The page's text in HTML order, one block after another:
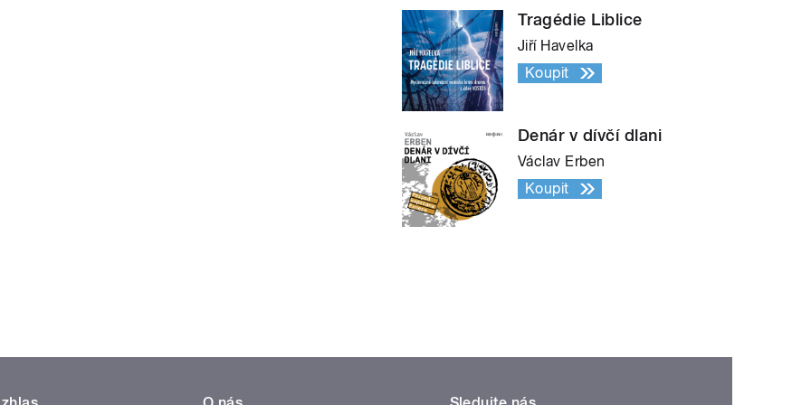
Tragédie Liblice
Jiří Havelka
Koupit
Denár v dívčí dlani
Václav Erben
Koupit